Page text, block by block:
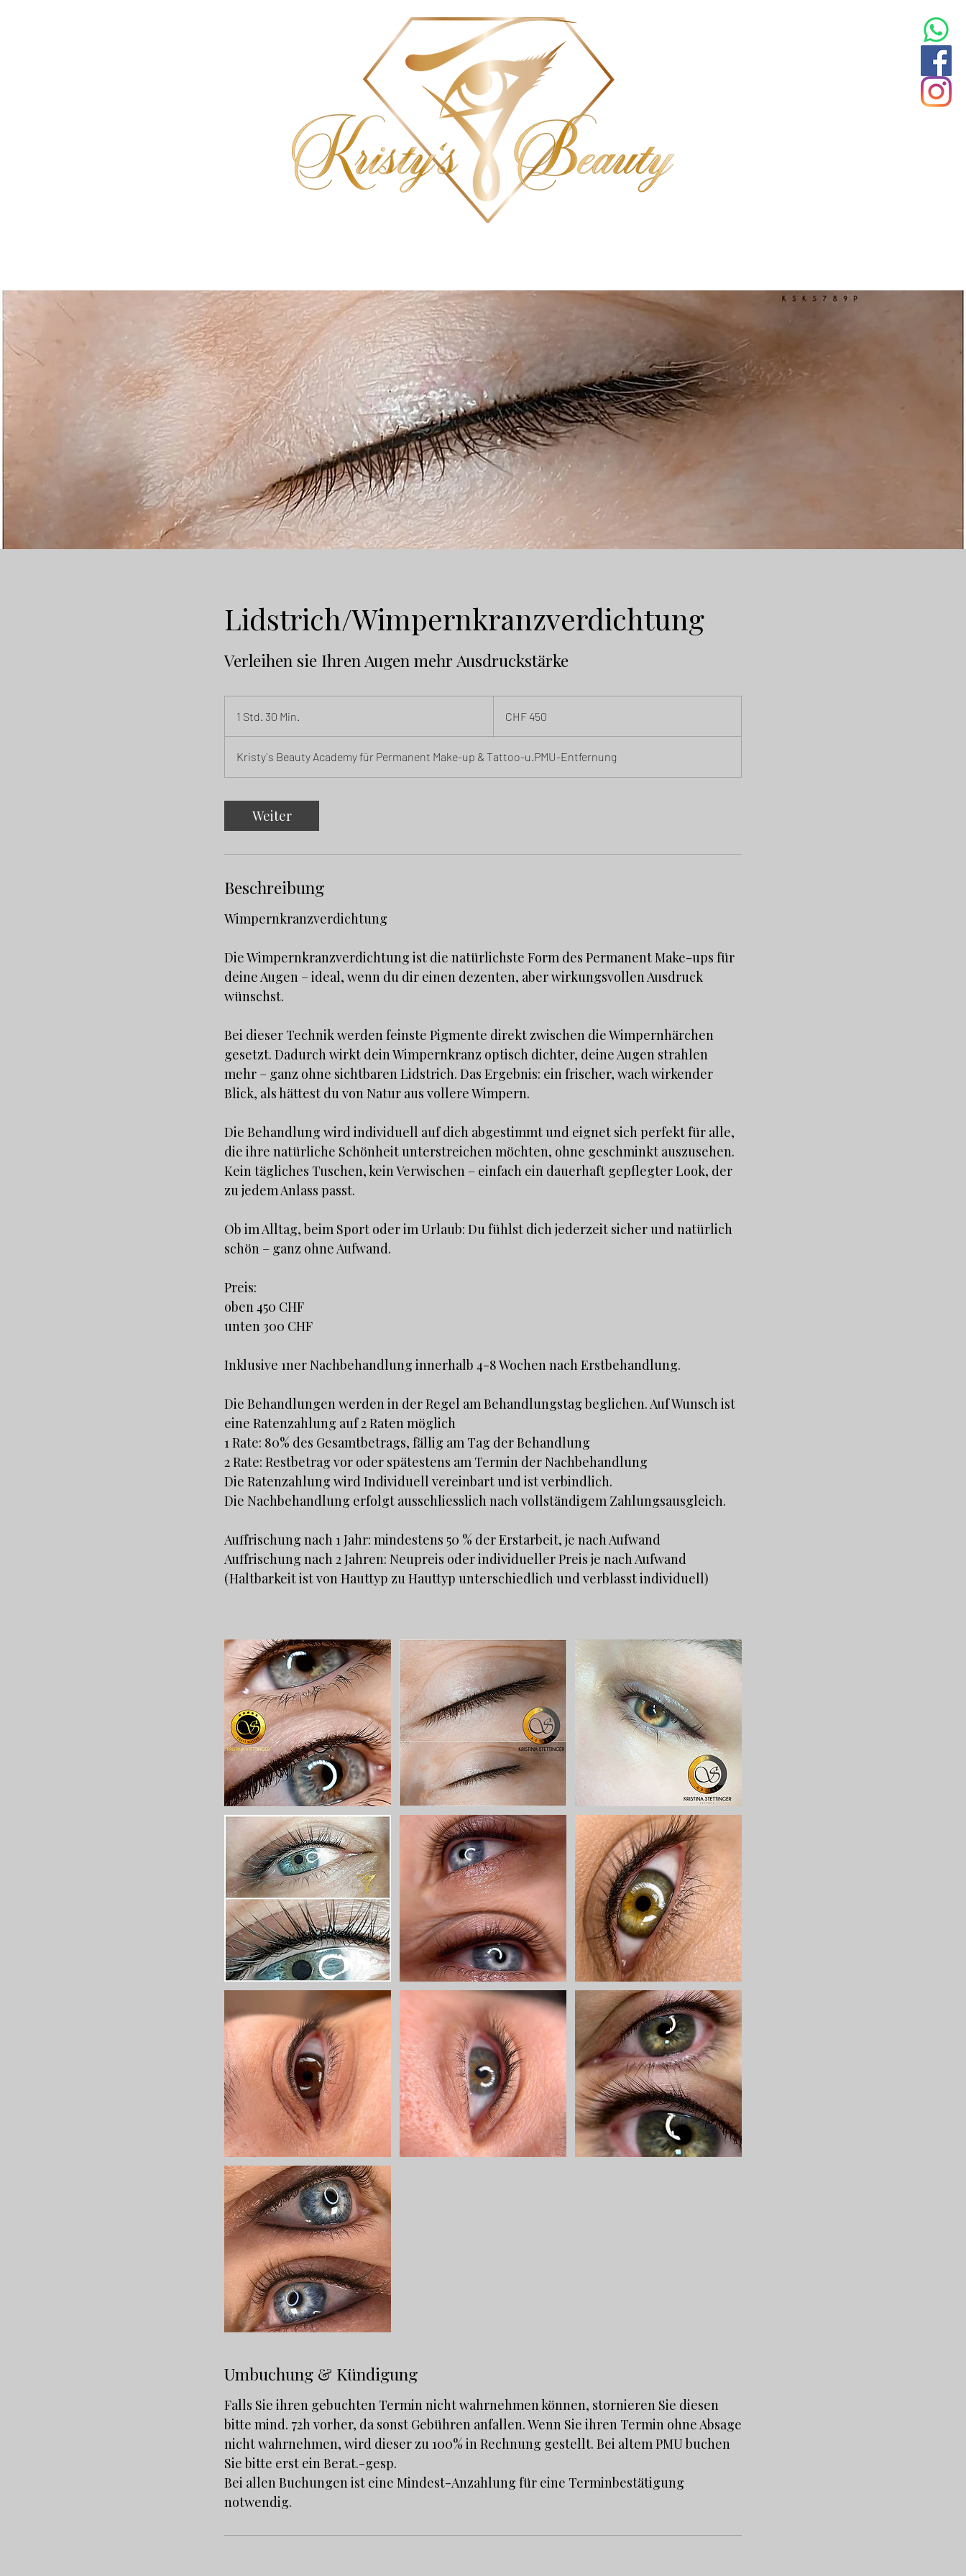
Lidstrich/Wimpernkranzverdichtung
Verleihen sie Ihren Augen mehr Ausdruckstärke
1 Std. 30 Min.
S
t
0
n
Franken
CHF 450
Kristy`s Beauty Academy für Permanent Make-up & Tattoo-u.PMU-Entfernung
Weiter
Beschreibung
Wimpernkranzverdichtung
Die Wimpernkranzverdichtung ist die natürlichste Form des Permanent Make-ups für
deine Augen – ideal, wenn du dir einen dezenten, aber wirkungsvollen Ausdruck
wünschst.
Bei dieser Technik werden feinste Pigmente direkt zwischen die Wimpernhärchen
gesetzt. Dadurch wirkt dein Wimpernkranz optisch dichter, deine Augen strahlen
mehr – ganz ohne sichtbaren Lidstrich. Das Ergebnis: ein frischer, wach wirkender
Blick, als hättest du von Natur aus vollere Wimpern.
Die Behandlung wird individuell auf dich abgestimmt und eignet sich perfekt für alle,
die ihre natürliche Schönheit unterstreichen möchten, ohne geschminkt auszusehen.
Kein tägliches Tuschen, kein Verwischen – einfach ein dauerhaft gepflegter Look, der
zu jedem Anlass passt.
Ob im Alltag, beim Sport oder im Urlaub: Du fühlst dich jederzeit sicher und natürlich
schön – ganz ohne Aufwand.
Preis:
oben 450 CHF
unten 300 CHF
Inklusive 1ner Nachbehandlung innerhalb 4-8 Wochen nach Erstbehandlung.
Die Behandlungen werden in der Regel am Behandlungstag beglichen. Auf Wunsch ist
eine Ratenzahlung auf 2 Raten möglich
1 Rate: 80% des Gesamtbetrags, fällig am Tag der Behandlung
2 Rate: Restbetrag vor oder spätestens am Termin der Nachbehandlung
Die Ratenzahlung wird Individuell vereinbart und ist verbindlich.
Die Nachbehandlung erfolgt ausschliesslich nach vollständigem Zahlungsausgleich.
Auffrischung nach 1 Jahr: mindestens 50 % der Erstarbeit, je nach Aufwand
Auffrischung nach 2 Jahren: Neupreis oder individueller Preis je nach Aufwand
(Haltbarkeit ist von Hauttyp zu Hauttyp unterschiedlich und verblasst individuell)
Umbuchung & Kündigung
Falls Sie ihren gebuchten Termin nicht wahrnehmen können, stornieren Sie diesen
bitte mind. 72h vorher, da sonst Gebühren anfallen. Wenn Sie ihren Termin ohne Absage
nicht wahrnehmen, wird dieser zu 100% in Rechnung gestellt. Bei altem PMU buchen
Sie bitte erst ein Berat.-gesp.
Bei allen Buchungen ist eine Mindest-Anzahlung für eine Terminbestätigung
notwendig.